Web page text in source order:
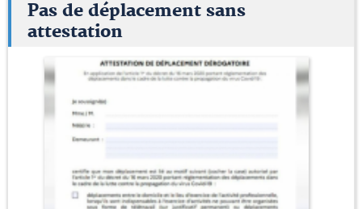
Pas de déplacement sans
attestation